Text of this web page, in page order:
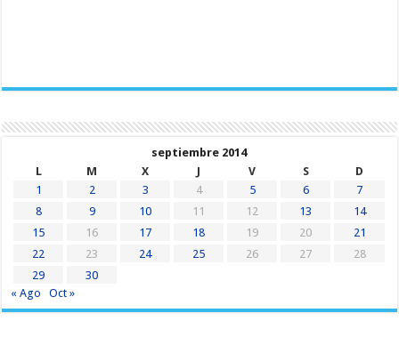
septiembre 2014
L
M X J V S
D
1
2 3 4 5 6
7
8
9 10 11 12 13
14
15
16 17 18 19 20
21
22
23 24 25 26 27
28
29
30
« Ago
Oct »